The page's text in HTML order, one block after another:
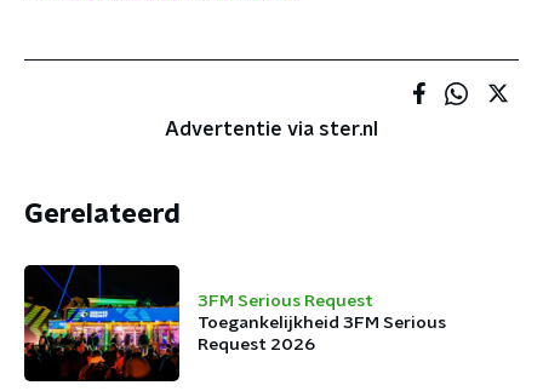
Advertentie via ster.nl
Gerelateerd
3FM Serious Request
Toegankelijkheid 3FM Serious
Request 2026